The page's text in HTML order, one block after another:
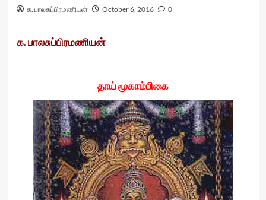
க. பாலசுப்பிரமணியன் October 6, 2016 0
க. பாலசுப்பிரமணியன்
தாய் மூகாம்பிகை